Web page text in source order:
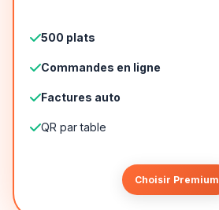
500 plats
Commandes en ligne
Factures auto
QR par table
Choisir Premium